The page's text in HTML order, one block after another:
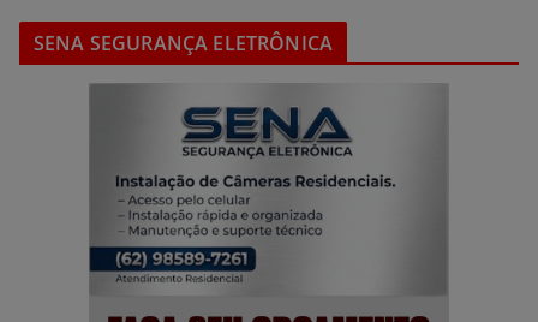
SENA SEGURANÇA ELETRÔNICA